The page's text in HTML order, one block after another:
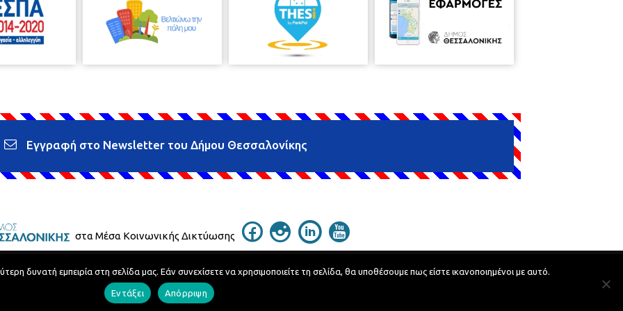
Εγγραφή στο Newsletter του Δήμου Θεσσαλονίκης
στα Μέσα Κοινωνικής Δικτύωσης
Τηλεφωνικός Κατάλογος Developed byMyCompany Projects
δυνατή εμπειρία στη σελίδα μας. Εάν συνεχίσετε να χρησιμοποιείτε τη σελίδα, θα υποθέσουμε πως είστε ικανοποιημένοι με αυτό.
Εντάξει Απόρριψη